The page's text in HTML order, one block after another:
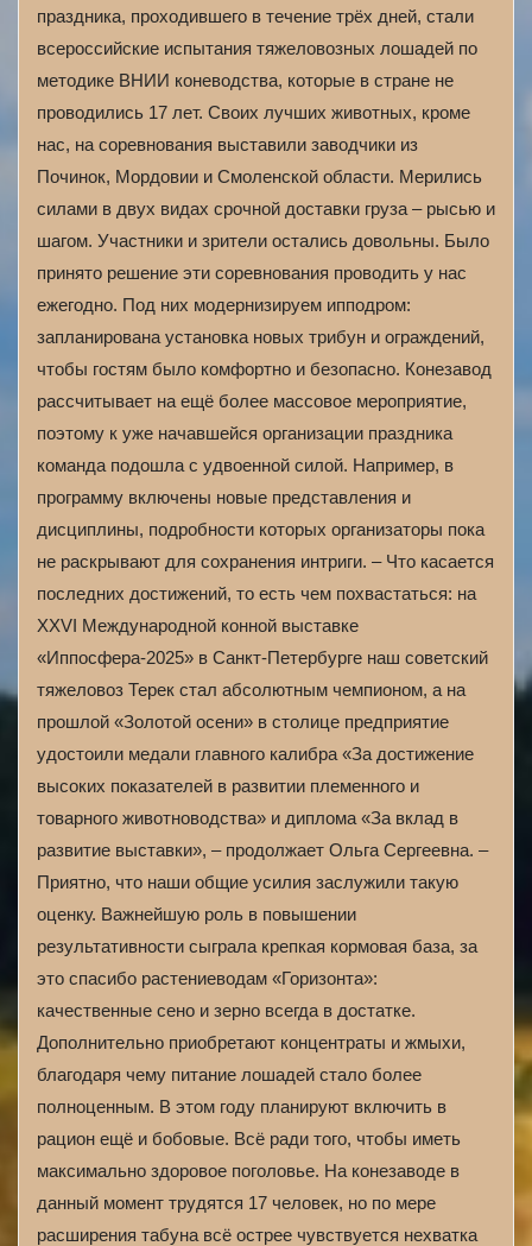
праздника, проходившего в течение трёх дней, стали
всероссийские испытания тяжеловозных лошадей по
методике ВНИИ коневодства, которые в стране не
проводились 17 лет. Своих лучших животных, кроме
нас, на соревнования выставили заводчики из
Починок, Мордовии и Смоленской области. Мерились
силами в двух видах срочной доставки груза – рысью и
шагом. Участники и зрители остались довольны. Было
принято решение эти соревнования проводить у нас
ежегодно. Под них модернизируем ипподром:
запланирована установка новых трибун и ограждений,
чтобы гостям было комфортно и безопасно. Конезавод
рассчитывает на ещё более массовое мероприятие,
поэтому к уже начавшейся организации праздника
команда подошла с удвоенной силой. Например, в
программу включены новые представления и
дисциплины, подробности которых организаторы пока
не раскрывают для сохранения интриги. – Что касается
последних достижений, то есть чем похвастаться: на
XXVI Международной конной выставке
«Иппосфера-2025» в Санкт-Петербурге наш советский
тяжеловоз Терек стал абсолютным чемпионом, а на
прошлой «Золотой осени» в столице предприятие
удостоили медали главного калибра «За достижение
высоких показателей в развитии племенного и
товарного животноводства» и диплома «За вклад в
развитие выставки», – продолжает Ольга Сергеевна. –
Приятно, что наши общие усилия заслужили такую
оценку. Важнейшую роль в повышении
результативности сыграла крепкая кормовая база, за
это спасибо растениеводам «Горизонта»:
качественные сено и зерно всегда в достатке.
Дополнительно приобретают концентраты и жмыхи,
благодаря чему питание лошадей стало более
полноценным. В этом году планируют включить в
рацион ещё и бобовые. Всё ради того, чтобы иметь
максимально здоровое поголовье. На конезаводе в
данный момент трудятся 17 человек, но по мере
расширения табуна всё острее чувствуется нехватка